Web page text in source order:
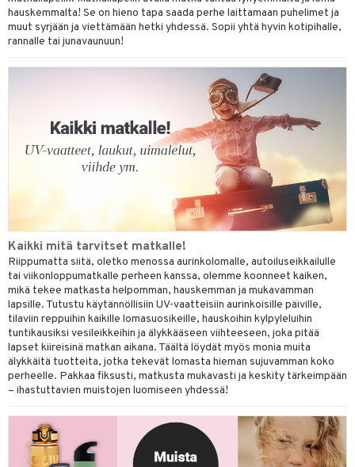
hauskemmalta! Se on hieno tapa saada perhe laittamaan puhelimet ja
muut syrjään ja viettämään hetki yhdessä. Sopii yhtä hyvin kotipihalle,
rannalle tai junavaunuun!
Kaikki mitä tarvitset matkalle!
Riippumatta siitä, oletko menossa aurinkolomalle, autoiluseikkailulle
tai viikonloppumatkalle perheen kanssa, olemme koonneet kaiken,
mikä tekee matkasta helpomman, hauskemman ja mukavamman
lapsille. Tutustu käytännöllisiin UV-vaatteisiin aurinkoisille päiville,
tilaviin reppuihin kaikille lomasuosikeille, hauskoihin kylpyleluihin
tuntikausiksi vesileikkeihin ja älykkääseen viihteeseen, joka pitää
lapset kiireisinä matkan aikana. Täältä löydät myös monia muita
älykkäitä tuotteita, jotka tekevät lomasta hieman sujuvamman koko
perheelle. Pakkaa fiksusti, matkusta mukavasti ja keskity tärkeimpään
– ihastuttavien muistojen luomiseen yhdessä!
& Pesonen